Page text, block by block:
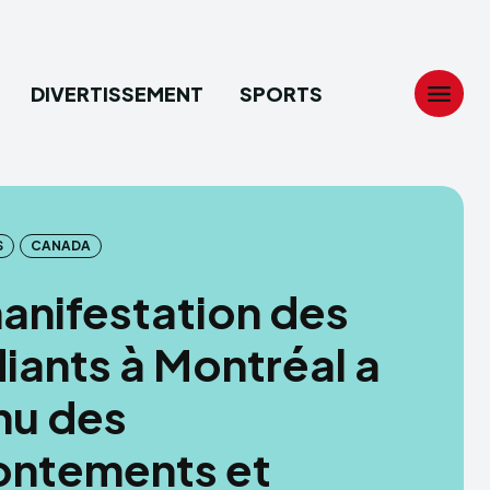
DIVERTISSEMENT SPORTS
CANADA
des
à Montréal a
des
et